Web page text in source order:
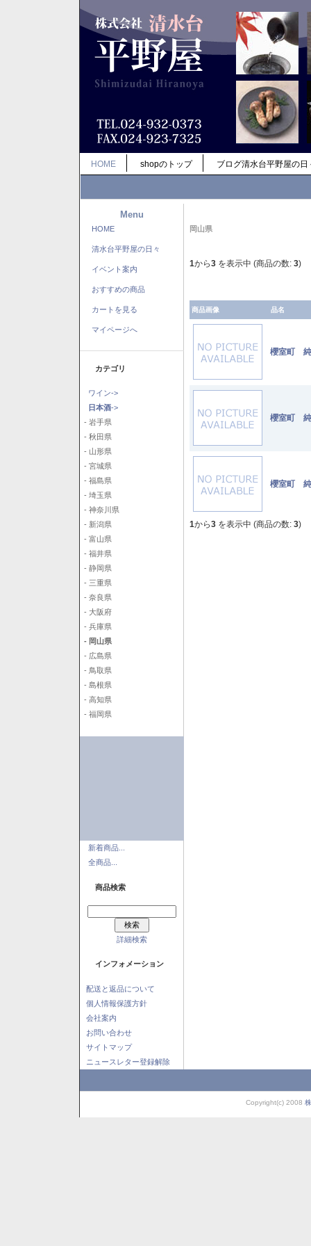
HOME shopのトップ ブログ清水台平野屋の日
Menu
HOME
清水台平野屋の日々
イベント案内
おすすめの商品
カートを見る
マイページへ
カテゴリ
ワイン->
日本酒->
- 岩手県
- 秋田県
- 山形県
- 宮城県
- 福島県
- 埼玉県
- 神奈川県
- 新潟県
- 富山県
- 福井県
- 静岡県
- 三重県
- 奈良県
- 大阪府
- 兵庫県
- 岡山県
- 広島県
- 鳥取県
- 島根県
- 高知県
- 福岡県
新着商品...
全商品...
商品検索
詳細検索
インフォメーション
配送と返品について
個人情報保護方針
会社案内
お問い合わせ
サイトマップ
ニュースレター登録解除
岡山県
1から3 を表示中 (商品の数: 3)
商品画像 品名
櫻室町
櫻室町
櫻室町
1から3 を表示中 (商品の数: 3)
Copyright(c) 2008